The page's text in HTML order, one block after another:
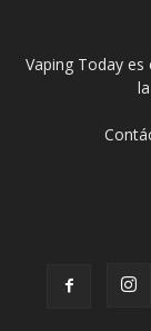
Vaping Today